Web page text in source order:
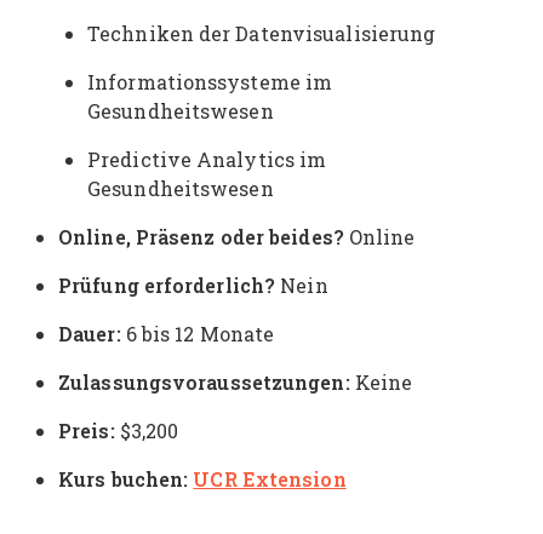
Techniken der Datenvisualisierung
Informationssysteme im
Gesundheitswesen
Predictive Analytics im
Gesundheitswesen
Online, Präsenz oder beides? Online
Prüfung erforderlich? Nein
Dauer:6 bis 12 Monate
Zulassungsvoraussetzungen:Keine
Preis:$3,200
Kurs buchen: UCR Extension